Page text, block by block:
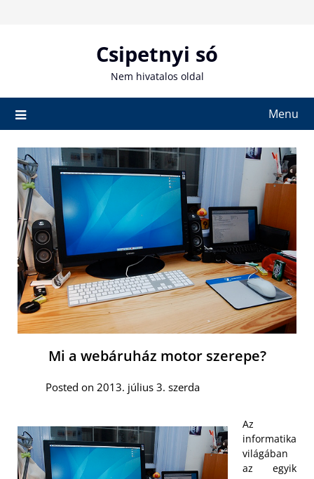
Csipetnyi só
Nem hivatalos oldal
Menu
Mi a webáruház motor szerepe?
Posted on 2013. július 3. szerda
Az
informatika
világában
az egyik